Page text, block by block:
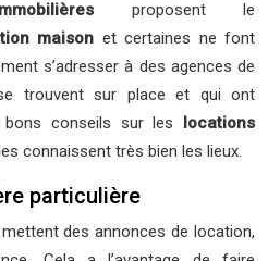
proposent le
maison et certaines ne font
s’adresser à des agences de
trouvent sur place et qui ont
bons conseils sur les locations
connaissent très bien les lieux.
particulière
des annonces de location,